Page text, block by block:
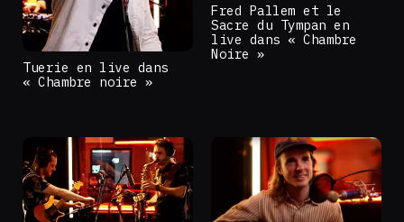
Tuerie en live dans
« Chambre noire »
Fred Pallem et le
Sacre du Tympan en
live dans « Chambre
Noire »